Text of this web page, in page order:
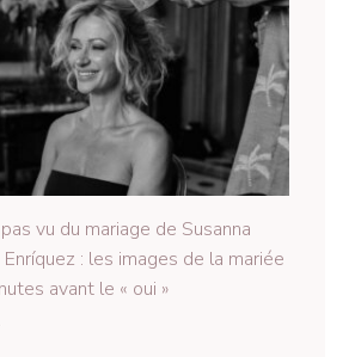
vu du mariage de Susanna
: les images de la mariée
avant le « oui »